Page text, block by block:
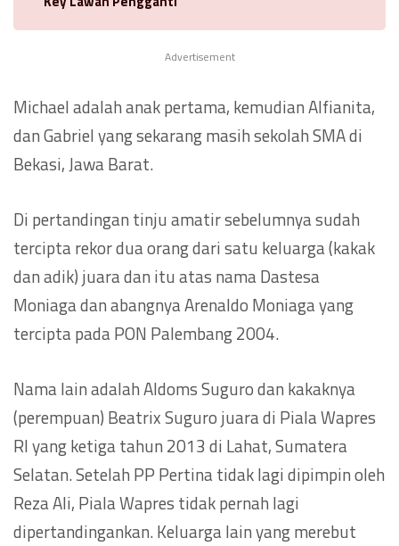
Advertisement
Michael adalah anak pertama, kemudian Alfianita,
dan Gabriel yang sekarang masih sekolah SMA di
Bekasi, Jawa Barat.
Di pertandingan tinju amatir sebelumnya sudah
tercipta rekor dua orang dari satu keluarga (kakak
dan adik) juara dan itu atas nama Dastesa
Moniaga dan abangnya Arenaldo Moniaga yang
tercipta pada PON Palembang 2004.
Nama lain adalah Aldoms Suguro dan kakaknya
(perempuan) Beatrix Suguro juara di Piala Wapres
RI yang ketiga tahun 2013 di Lahat, Sumatera
Selatan. Setelah PP Pertina tidak lagi dipimpin oleh
Reza Ali, Piala Wapres tidak pernah lagi
dipertandingankan. Keluarga lain yang merebut